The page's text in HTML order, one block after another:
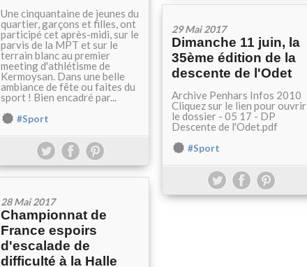
Une cinquantaine de jeunes du
quartier, garçons et filles, ont
participé cet après-midi, sur le
parvis de la MPT et sur le
terrain blanc au premier
meeting d'athlétisme de
Kermoysan. Dans une belle
ambiance de fête ou faites du
sport ! Bien encadré par...
#Sport
29 Mai 2017
Dimanche 11 juin, la
35ème édition de la
descente de l'Odet
Archive Penhars Infos 2010
Cliquez sur le lien pour ouvrir
le dossier - 05 17 - DP
Descente de l'Odet.pdf
#Sport
28 Mai 2017
Championnat de
France espoirs
d'escalade de
difficulté à la Halle